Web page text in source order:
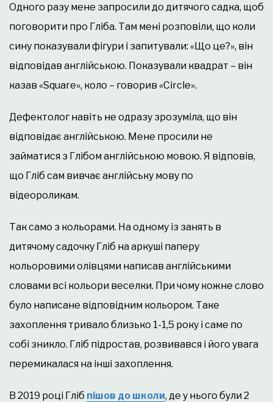
Одного разу мене запросили до дитячого садка, щоб
поговорити про Гліба. Там мені розповіли, що коли
сину показували фігури і запитували: «Що це?», він
відповідав англійською. Показували квадрат – він
казав «Square», коло – говорив «Сircle».
Дефектолог навіть не одразу зрозуміла, що він
відповідає англійською. Мене просили не
займатися з Глібом англійською мовою. Я відповів,
що Гліб сам вивчає англійську мову по
відеороликам.
Так само з кольорами. На одному із занять в
дитячому садочку Гліб на аркуші паперу
кольоровими олівцями написав англійськими
словами всі кольори веселки. При чому кожне слово
було написане відповідним кольором. Таке
захоплення тривало близько 1-1,5 року і саме по
собі зникло. Гліб підростав, розвивався і його увага
перемикалася на інші захоплення.
В 2019 році Гліб пішов до школи, де у нього були 2